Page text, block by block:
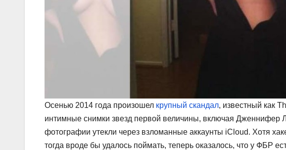
Осенью 2014 года произошел крупный скандал, известный как
интимные снимки звезд первой величины, включая Дженнифер
фотографии утекли через взломанные аккаунты iCloud. Хотя
тогда вроде бы удалось поймать, теперь оказалось, что у ФБР